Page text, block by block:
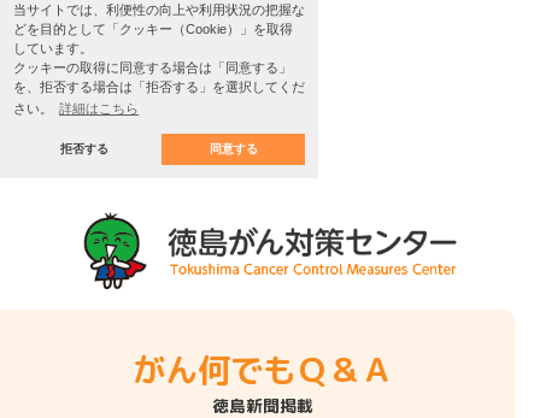
当サイトでは、利便性の向上や利用状況の把握な
どを目的として「クッキー（Cookie）」を取得
しています。
クッキーの取得に同意する場合は「同意する」
を、拒否する場合は「拒否する」を選択してくだ
さい。
詳細はこちら
拒否する 同意する
がん何でもＱ＆Ａ
徳島新聞掲載